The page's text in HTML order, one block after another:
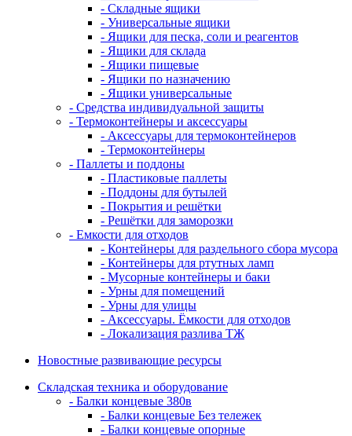
- Складные ящики
- Универсальные ящики
- Ящики для песка, соли и реагентов
- Ящики для склада
- Ящики пищевые
- Ящики по назначению
- Ящики универсальные
- Средства индивидуальной защиты
- Термоконтейнеры и аксессуары
- Аксессуары для термоконтейнеров
- Термоконтейнеры
- Паллеты и поддоны
- Пластиковые паллеты
- Поддоны для бутылей
- Покрытия и решётки
- Решётки для заморозки
- Емкости для отходов
- Контейнеры для раздельного сбора мусора
- Контейнеры для ртутных ламп
- Мусорные контейнеры и баки
- Урны для помещений
- Урны для улицы
- Аксессуары. Ёмкости для отходов
- Локализация разлива ТЖ
Новостные развивающие ресурсы
Складская техника и оборудование
- Балки концевые 380в
- Балки концевые Без тележек
- Балки концевые опорные